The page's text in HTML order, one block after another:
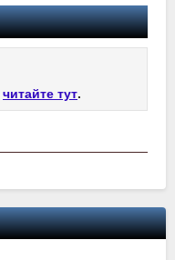
читайте тут.